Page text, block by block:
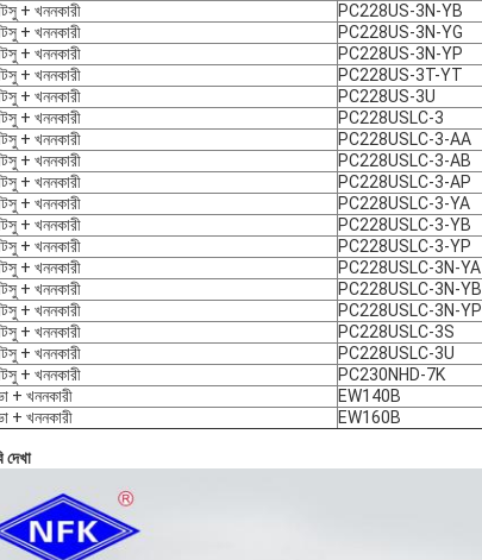
+ খননকারী
PC228US-3N-YB
+ খননকারী
PC228US-3N-YG
+ খননকারী
PC228US-3N-YP
+ খননকারী
PC228US-3T-YT
+ খননকারী
PC228US-3U
+ খননকারী
PC228USLC-3
+ খননকারী
PC228USLC-3-AA
+ খননকারী
PC228USLC-3-AB
+ খননকারী
PC228USLC-3-AP
+ খননকারী
PC228USLC-3-YA
+ খননকারী
PC228USLC-3-YB
+ খননকারী
PC228USLC-3-YP
+ খননকারী
PC228USLC-3N-YA
+ খননকারী
PC228USLC-3N-YB
+ খননকারী
PC228USLC-3N-YP
+ খননকারী
PC228USLC-3S
+ খননকারী
PC228USLC-3U
+ খননকারী
PC230NHD-7K
+ খননকারী
EW140B
+ খননকারী
EW160B
দেখা